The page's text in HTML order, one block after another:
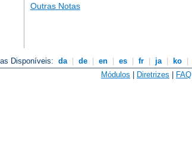
Outras Notas
Disponíveis: da de en es fr ja ko
Módulos | Diretrizes | FAQ